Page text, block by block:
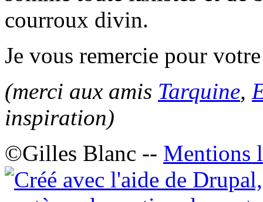
courroux divin.
Je vous remercie pour
(merci aux amis Tarquine,
inspiration)
©Gilles Blanc -- Mentions